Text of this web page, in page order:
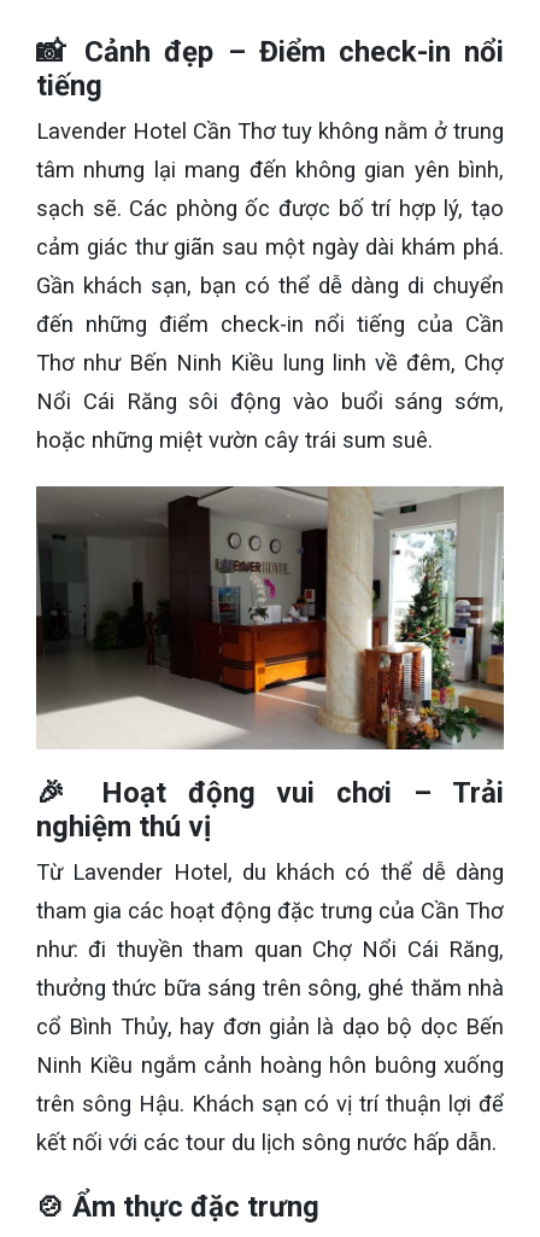
📸 Cảnh đẹp – Điểm check-in nổi
tiếng
Lavender Hotel Cần Thơ tuy không nằm ở trung
tâm nhưng lại mang đến không gian yên bình,
sạch sẽ. Các phòng ốc được bố trí hợp lý, tạo
cảm giác thư giãn sau một ngày dài khám phá.
Gần khách sạn, bạn có thể dễ dàng di chuyển
đến những điểm check-in nổi tiếng của Cần
Thơ như Bến Ninh Kiều lung linh về đêm, Chợ
Nổi Cái Răng sôi động vào buổi sáng sớm,
hoặc những miệt vườn cây trái sum suê.
🎉 Hoạt động vui chơi – Trải
nghiệm thú vị
Từ Lavender Hotel, du khách có thể dễ dàng
tham gia các hoạt động đặc trưng của Cần Thơ
như: đi thuyền tham quan Chợ Nổi Cái Răng,
thưởng thức bữa sáng trên sông, ghé thăm nhà
cổ Bình Thủy, hay đơn giản là dạo bộ dọc Bến
Ninh Kiều ngắm cảnh hoàng hôn buông xuống
trên sông Hậu. Khách sạn có vị trí thuận lợi để
kết nối với các tour du lịch sông nước hấp dẫn.
🍲 Ẩm thực đặc trưng